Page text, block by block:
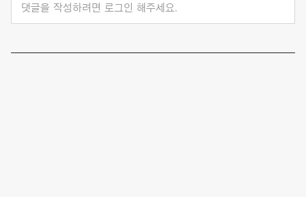
댓글을 작성하려면 로그인 해주세요.